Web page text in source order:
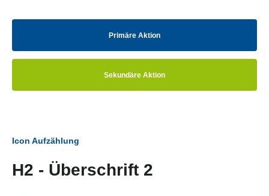
Primäre Aktion
Sekundäre Aktion
Icon Aufzählung
H2 - Überschrift 2